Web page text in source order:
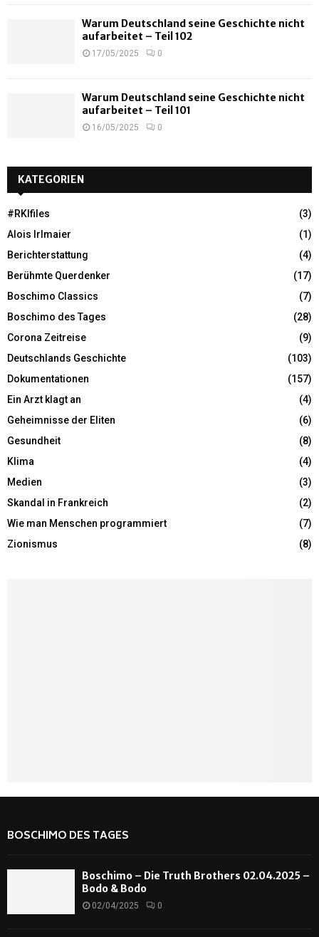
Warum Deutschland seine Geschichte nicht
aufarbeitet – Teil 102
17/05/2025 0
Warum Deutschland seine Geschichte nicht
aufarbeitet – Teil 101
16/05/2025 0
KATEGORIEN
#RKIfiles
(3)
Alois Irlmaier
(1)
Berichterstattung
(4)
Berühmte Querdenker
(17)
Boschimo Classics
(7)
Boschimo des Tages
(28)
Corona Zeitreise
(9)
Deutschlands Geschichte
(103)
Dokumentationen
(157)
Ein Arzt klagt an
(4)
Geheimnisse der Eliten
(6)
Gesundheit
(8)
Klima
(4)
Medien
(3)
Skandal in Frankreich
(2)
Wie man Menschen programmiert
(7)
Zionismus
(8)
BOSCHIMO DES TAGES
Boschimo – Die Truth Brothers 02.04.2025 –
Bodo & Bodo
02/04/2025 0